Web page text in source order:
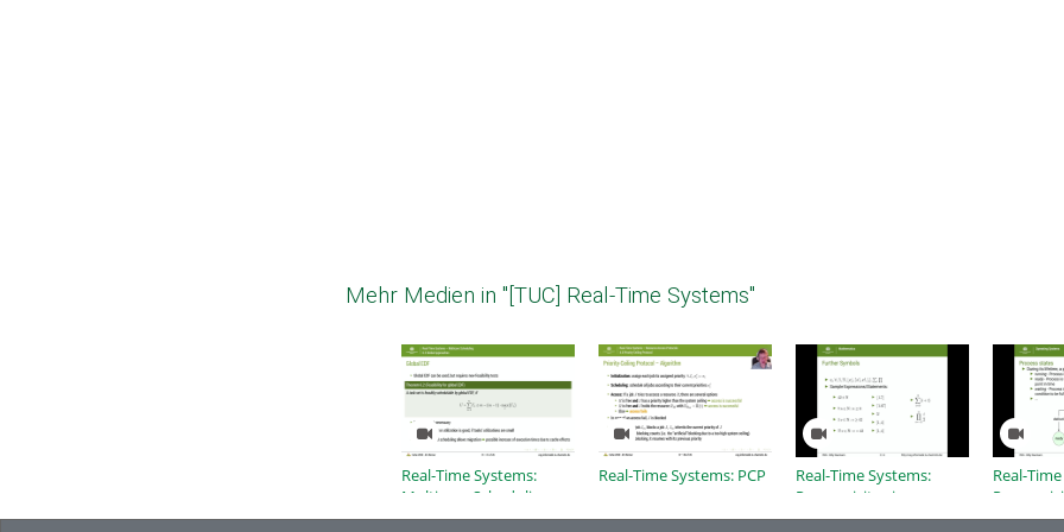
Mehr Medien in "[TUC] Real-Time Systems"
Real-Time Systems:
Multicore Scheduling -
Global Approaches
Real-Time Systems: PCP
Real-Time Systems:
Prerequisites in
Mathematics
Real-